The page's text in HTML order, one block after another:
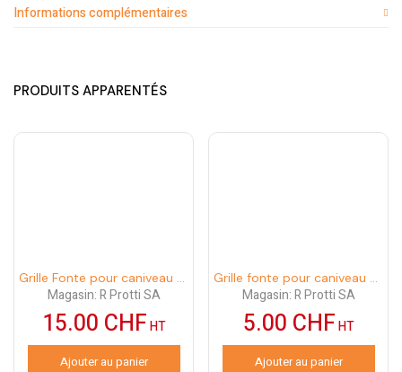
Informations complémentaires
PRODUITS APPARENTÉS
Grille Fonte pour caniveau Watersys LN150 C250
Magasin:R Protti SA
15.00 CHFHT
Ajouter au panier
Grille fonte pour caniveau NW200
Magasin:R Protti SA
5.00 CHFHT
Ajouter au panier